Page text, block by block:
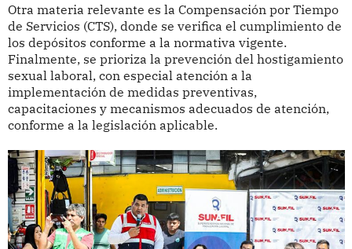
Otra materia relevante es la Compensación por Tiempo
de Servicios (CTS), donde se verifica el cumplimiento de
los depósitos conforme a la normativa vigente.
Finalmente, se prioriza la prevención del hostigamiento
sexual laboral, con especial atención a la
implementación de medidas preventivas,
capacitaciones y mecanismos adecuados de atención,
conforme a la legislación aplicable.